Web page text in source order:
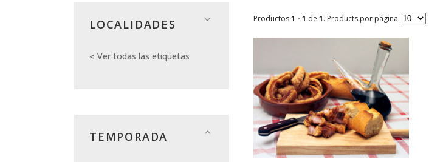
LOCALIDADES
Ver todas las etiquetas
TEMPORADA
Productos1 - 1 de 1. Products por página